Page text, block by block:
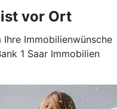
vor Ort
Immobilienwünsche
1 Saar Immobilien